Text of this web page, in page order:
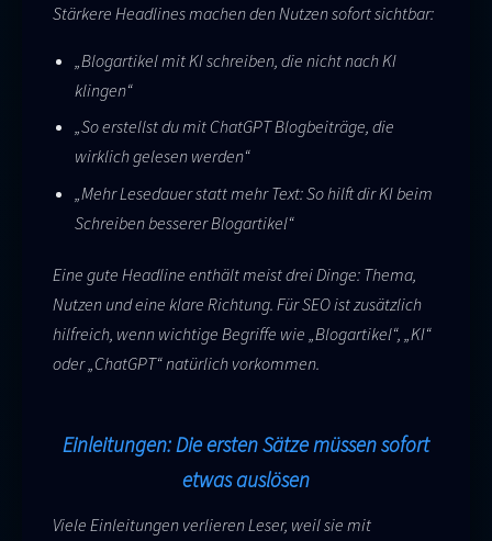
Stärkere Headlines machen den Nutzen sofort sichtbar:
„Blogartikel mit KI schreiben, die nicht nach KI
klingen“
„So erstellst du mit ChatGPT Blogbeiträge, die
wirklich gelesen werden“
„Mehr Lesedauer statt mehr Text: So hilft dir KI beim
Schreiben besserer Blogartikel“
Eine gute Headline enthält meist drei Dinge: Thema,
Nutzen und eine klare Richtung. Für SEO ist zusätzlich
hilfreich, wenn wichtige Begriffe wie „Blogartikel“, „KI“
oder „ChatGPT“ natürlich vorkommen.
Einleitungen: Die ersten Sätze müssen sofort
etwas auslösen
Viele Einleitungen verlieren Leser, weil sie mit